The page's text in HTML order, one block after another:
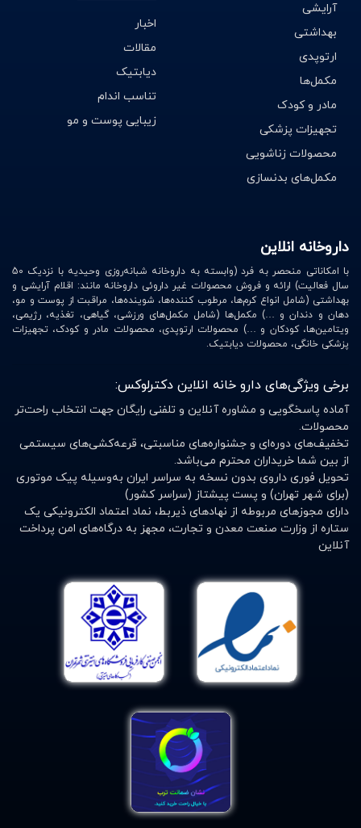
آرایشی
بهداشتی
ارتوپدی
مکمل‌ها
مادر و کودک
تجهیزات پزشکی
محصولات زناشویی
مکمل‌های بدنسازی
اخبار
مقالات
دیابتیک
تناسب اندام
زیبایی پوست و مو
داروخانه انلاین
با امکاناتی منحصر به فرد (وابسته به داروخانه شبانه‌روزی وحیدیه با نزدیک 50
سال فعالیت) ارائه و فروش محصولات غیر داروئی داروخانه مانند: اقلام آرایشی و
بهداشتی (شامل انواع کرم‌ها، مرطوب کننده‌ها، شوینده‌ها، مراقبت از پوست و مو،
دهان و دندان و …) مکمل‌ها (شامل مکمل‌های ورزشی، گیاهی، تغذیه، رژیمی،
ویتامین‌ها، کودکان و …) محصولات ارتوپدی، محصولات مادر و کودک، تجهیزات
پزشکی خانگی، محصولات دیابتیک.
برخی ویژگی‌های دارو خانه انلاین دکترلوکس:
آماده پاسخگویی و مشاوره آنلاین و تلفنی رایگان جهت انتخاب راحت‌تر
محصولات.
تخفیف‌های دوره‌ای و جشنواره‌های مناسبتی، قرعه‌کشی‌های سیستمی
از بین شما خریداران محترم می‌باشد.
تحویل فوری داروی بدون نسخه به سراسر ایران به‌وسیله پیک موتوری
(برای شهر تهران) و پست پیشتاز (سراسر کشور)
دارای مجوزهای مربوطه از نهادهای ذیربط، نماد اعتماد الکترونیکی یک
ستاره از وزارت صنعت معدن و تجارت، مجهز به درگاه‌های امن پرداخت
آنلاین